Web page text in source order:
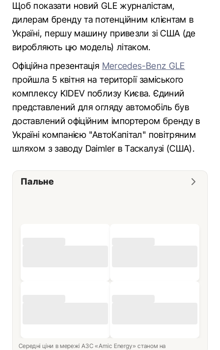
Щоб показати новий GLE журналістам,
дилерам бренду та потенційним клієнтам в
Україні, першу машину привезли зі США (де
виробляють цю модель) літаком.
Офіційна презентація Mercedes-Benz GLE
пройшла 5 квітня на території заміського
комплексу KIDEV поблизу Києва. Єдиний
представлений для огляду автомобіль був
доставлений офіційним імпортером бренду в
Україні компанією "АвтоКапітал" повітряним
шляхом з заводу Daimler в Таскалузі (США).
Пальне
Середні ціни в мережі АЗС «Amic Energy» станом на